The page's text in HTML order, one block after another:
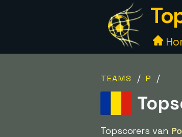
TEAMS / P /
Topscorers van